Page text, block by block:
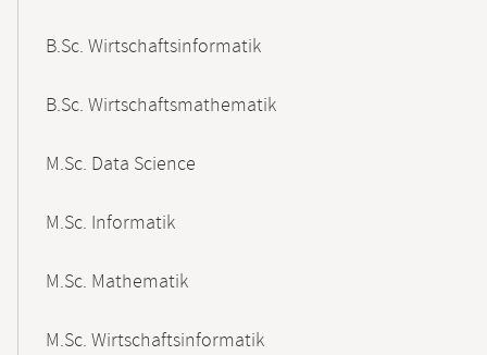
B.Sc. Wirtschaftsinformatik
B.Sc. Wirtschaftsmathematik
M.Sc. Data Science
M.Sc. Informatik
M.Sc. Mathematik
M.Sc. Wirtschaftsinformatik